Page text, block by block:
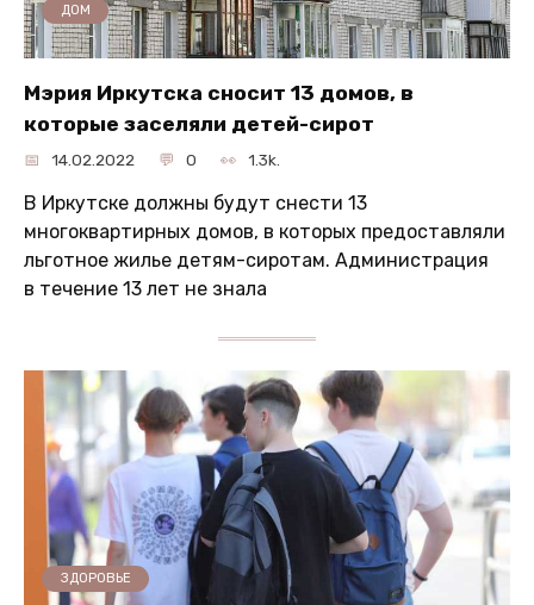
ДОМ
Мэрия Иркутска сносит 13 домов, в
которые заселяли детей-сирот
14.02.2022 0 1.3k.
В Иркутске должны будут снести 13
многоквартирных домов, в которых предоставляли
льготное жилье детям-сиротам. Администрация
в течение 13 лет не знала
ЗДОРОВЬЕ